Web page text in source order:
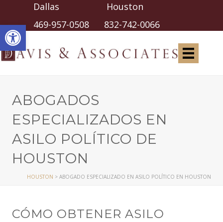
Abrir barra de herramientas
Dallas Houston
469-957-0508 832-742-0066
ABOGADOS
ESPECIALIZADOS EN
ASILO POLÍTICO DE
HOUSTON
HOUSTON > ABOGADO ESPECIALIZADO EN ASILO POLÍTICO EN HOUSTON
CÓMO OBTENER ASILO